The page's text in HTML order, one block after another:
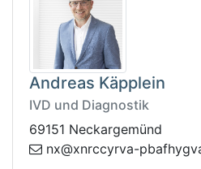
Andreas Käpplein
IVD und Diagnostik
69151 Neckargemünd
p.tavgyhfabp-